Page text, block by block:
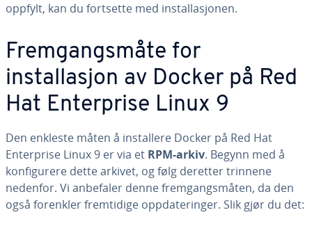
oppfylt, kan du fortsette med installasjonen.
Fremgangsmåte for
installasjon av Docker på Red
Hat Enterprise Linux 9
Den enkleste måten å installere Docker på Red Hat
Enterprise Linux 9 er via et RPM-arkiv. Begynn med å
konfigurere dette arkivet, og følg deretter trinnene
nedenfor. Vi anbefaler denne fremgangsmåten, da den
også forenkler fremtidige oppdateringer. Slik gjør du det: